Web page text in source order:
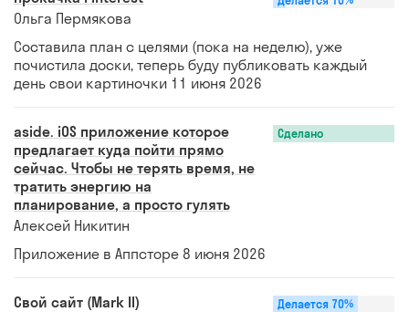
Ольга Пермякова
Составила план с целями (пока на неделю), уже
почистила доски, теперь буду публиковать каждый
день свои картиночки 11 июня 2026
aside. iOS приложение которое
предлагает куда пойти прямо
сейчас. Чтобы не терять время, не
тратить энергию на
планирование, а просто гулять
Алексей Никитин
Сделано
Приложение в Аппсторе 8 июня 2026
Свой сайт (Mark II)
Делается 70%